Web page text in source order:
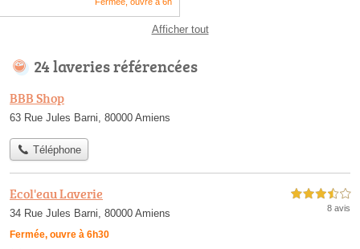
Afficher tout
24 laveries référencées
BBB Shop
63 Rue Jules Barni, 80000 Amiens
Téléphone
Ecol'eau Laverie
34 Rue Jules Barni, 80000 Amiens
Fermée, ouvre à 6h30
3,5 étoiles sur 5
8 avis